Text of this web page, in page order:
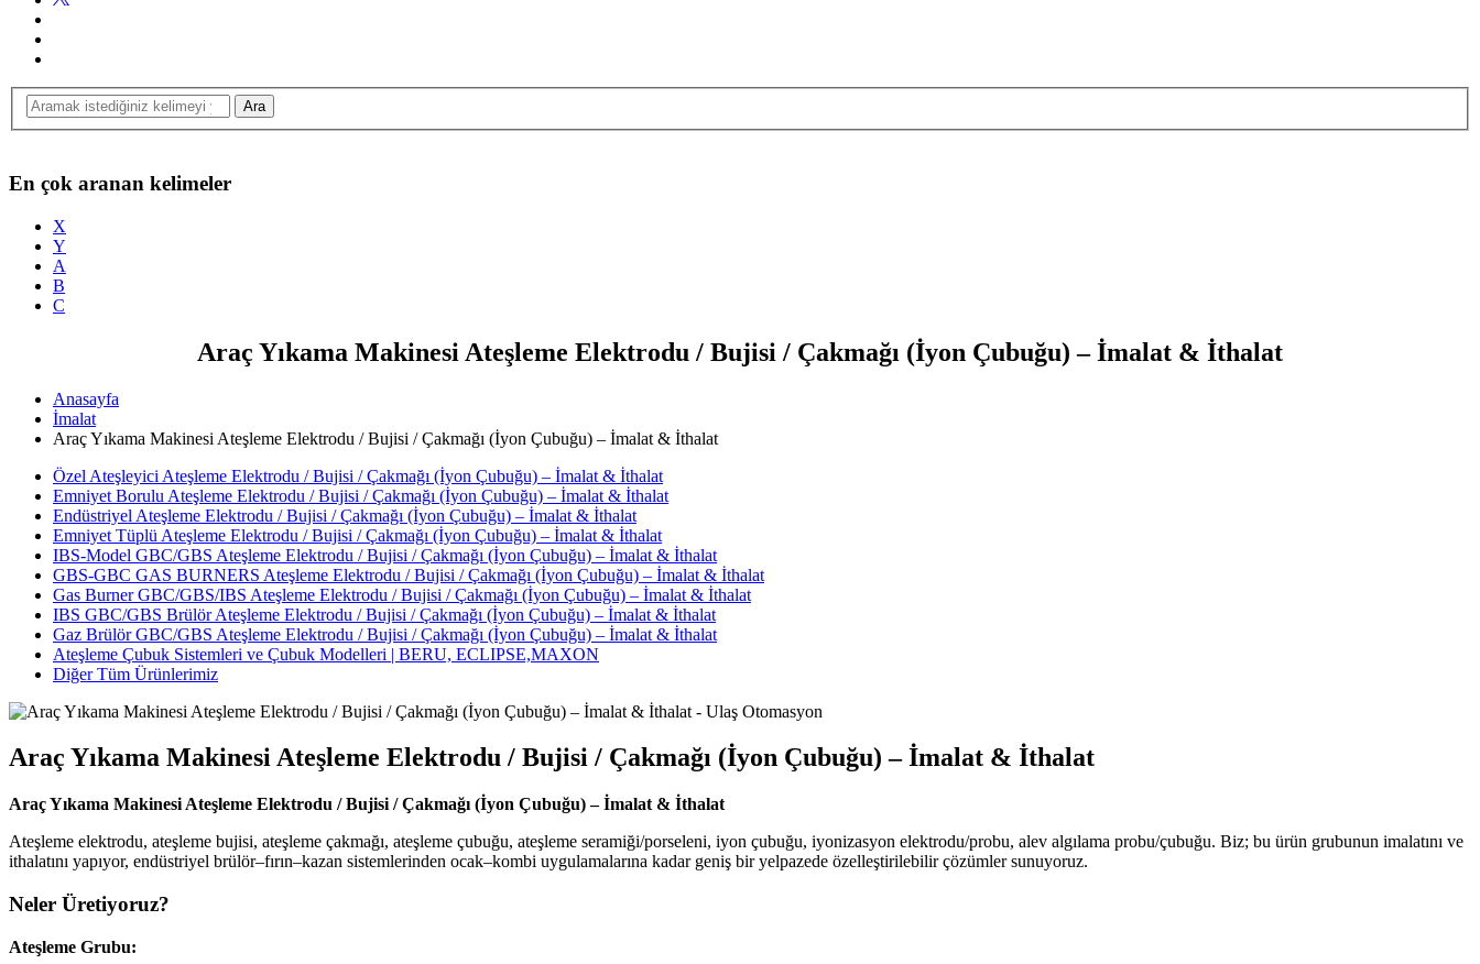
En çok aranan kelimeler
X
Y
A
B
C
Araç Yıkama Makinesi Ateşleme Elektrodu / Bujisi / Çakmağı (İyon Çubuğu) – İmalat & İthalat
Anasayfa
İmalat
Araç Yıkama Makinesi Ateşleme Elektrodu / Bujisi / Çakmağı (İyon Çubuğu) – İmalat & İthalat
Özel Ateşleyici Ateşleme Elektrodu / Bujisi / Çakmağı (İyon Çubuğu) – İmalat & İthalat
Emniyet Borulu Ateşleme Elektrodu / Bujisi / Çakmağı (İyon Çubuğu) – İmalat & İthalat
Endüstriyel Ateşleme Elektrodu / Bujisi / Çakmağı (İyon Çubuğu) – İmalat & İthalat
Emniyet Tüplü Ateşleme Elektrodu / Bujisi / Çakmağı (İyon Çubuğu) – İmalat & İthalat
IBS-Model GBC/GBS Ateşleme Elektrodu / Bujisi / Çakmağı (İyon Çubuğu) – İmalat & İthalat
GBS-GBC GAS BURNERS Ateşleme Elektrodu / Bujisi / Çakmağı (İyon Çubuğu) – İmalat & İthalat
Gas Burner GBC/GBS/IBS Ateşleme Elektrodu / Bujisi / Çakmağı (İyon Çubuğu) – İmalat & İthalat
IBS GBC/GBS Brülör Ateşleme Elektrodu / Bujisi / Çakmağı (İyon Çubuğu) – İmalat & İthalat
Gaz Brülör GBC/GBS Ateşleme Elektrodu / Bujisi / Çakmağı (İyon Çubuğu) – İmalat & İthalat
Ateşleme Çubuk Sistemleri ve Çubuk Modelleri | BERU, ECLIPSE,MAXON
Diğer Tüm Ürünlerimiz
Araç Yıkama Makinesi Ateşleme Elektrodu / Bujisi / Çakmağı (İyon Çubuğu) – İmalat & İthalat
Araç Yıkama Makinesi Ateşleme Elektrodu / Bujisi / Çakmağı (İyon Çubuğu) – İmalat & İthalat
Ateşleme elektrodu, ateşleme bujisi, ateşleme çakmağı, ateşleme çubuğu, ateşleme seramiği/porseleni, iyon çubuğu, iyonizasyon elektrodu/probu, alev algılama probu/çubuğu. Biz; bu ürün grubunun imalatını ve
ithalatını yapıyor, endüstriyel brülör–fırın–kazan sistemlerinden ocak–kombi uygulamalarına kadar geniş bir yelpazede özelleştirilebilir çözümler sunuyoruz.
Neler Üretiyoruz?
Ateşleme Grubu: